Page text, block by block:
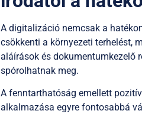
A digitalizáció nemcsak a
csökkenti a környezeti terhelést,
aláírások és dokumentumkezelő
spórolhatnak meg.
A fenntarthatóság emellett
alkalmazása egyre fontosabbá